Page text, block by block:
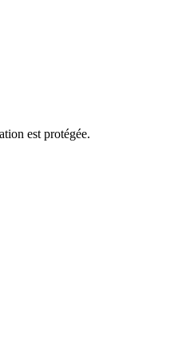
est protégée.